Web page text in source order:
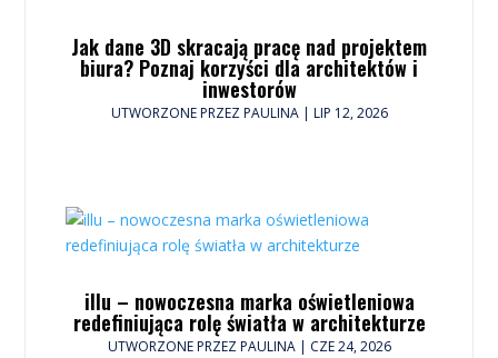
Jak dane 3D skracają pracę nad projektem
biura? Poznaj korzyści dla architektów i
inwestorów
UTWORZONE PRZEZPAULINA| LIP 12, 2026
illu – nowoczesna marka oświetleniowa
redefiniująca rolę światła w architekturze
UTWORZONE PRZEZPAULINA| CZE 24, 2026